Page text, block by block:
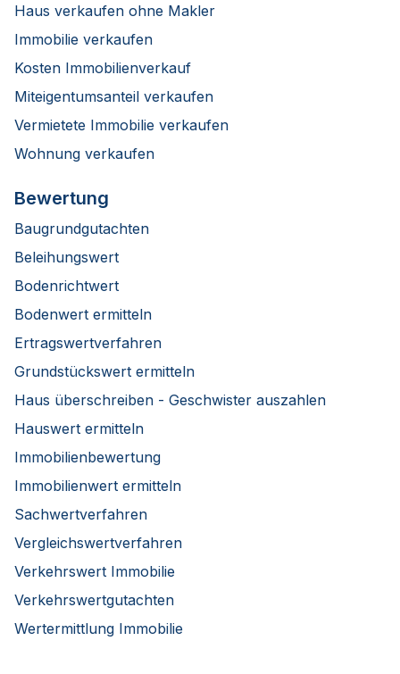
Haus verkaufen ohne Makler
Immobilie verkaufen
Kosten Immobilienverkauf
Miteigentumsanteil verkaufen
Vermietete Immobilie verkaufen
Wohnung verkaufen
Bewertung
Baugrundgutachten
Beleihungswert
Bodenrichtwert
Bodenwert ermitteln
Ertragswertverfahren
Grundstückswert ermitteln
Haus überschreiben - Geschwister auszahlen
Hauswert ermitteln
Immobilienbewertung
Immobilienwert ermitteln
Sachwertverfahren
Vergleichswertverfahren
Verkehrswert Immobilie
Verkehrswertgutachten
Wertermittlung Immobilie